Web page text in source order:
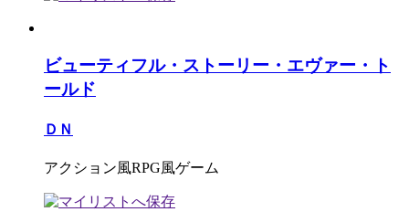
ビューティフル・ストーリー・エヴァー・ト
ールド
ＤＮ
アクション風RPG風ゲーム